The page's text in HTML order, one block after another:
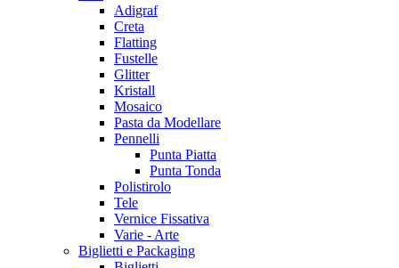
Adigraf
Creta
Flatting
Fustelle
Glitter
Kristall
Mosaico
Pasta da Modellare
Pennelli
Punta Piatta
Punta Tonda
Polistirolo
Tele
Vernice Fissativa
Varie - Arte
Biglietti e Packaging